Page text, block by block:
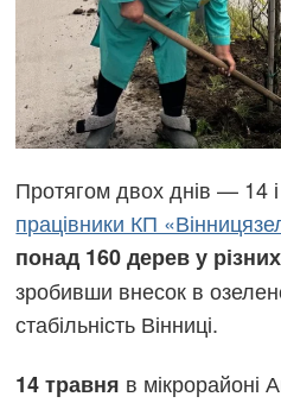
Протягом двох днів — 14
працівники КП
понад 160 дерев у
зробивши внесок в
стабільність Вінниці.
14 травня в мікрорайоні